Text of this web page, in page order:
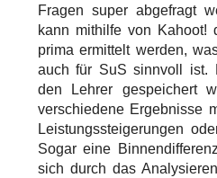
Fragen super abgefragt
kann mithilfe von Kahoot!
prima ermittelt werden,
auch für SuS sinnvoll ist.
den Lehrer gespeichert
verschiedene Ergebnisse
Leistungssteigerungen
Sogar eine
sich durch das